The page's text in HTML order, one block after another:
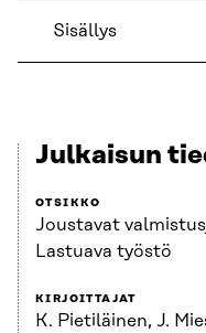
Sisällys
Julkaisun
OTSIKKO
Joustavat
Lastuava työstö
KIRJOITTAJAT
K. Pietiläinen, J.